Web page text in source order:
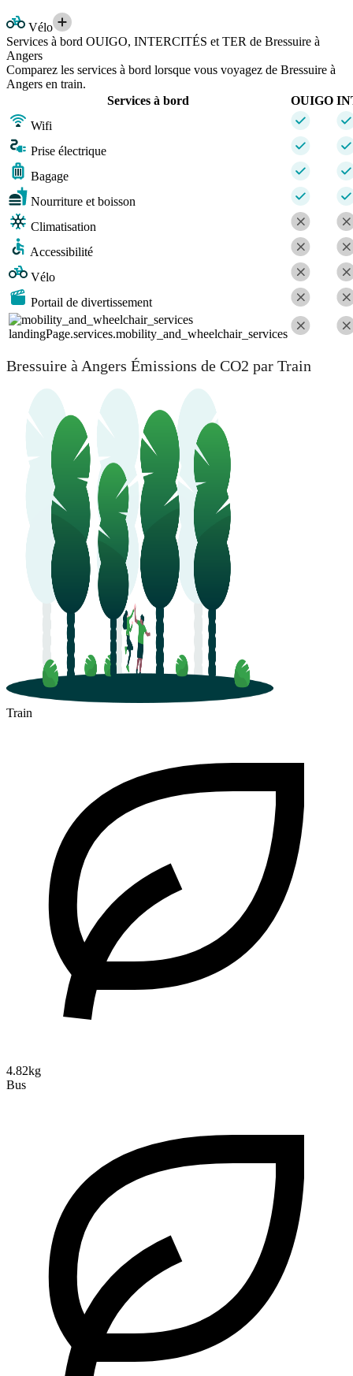
Vélo
Services à bord OUIGO, INTERCITÉS et TER de Bressuire à
Angers
Comparez les services à bord lorsque vous voyagez de Bressuire à
Angers en train.
Services à bord
OUIGO
Wifi
Prise électrique
Bagage
Nourriture et boisson
Climatisation
Accessibilité
Vélo
Portail de divertissement
landingPage.services.mobility_and_wheelchair_services
Bressuire à Angers Émissions de CO2 par Train
Train
4.82kg
Bus